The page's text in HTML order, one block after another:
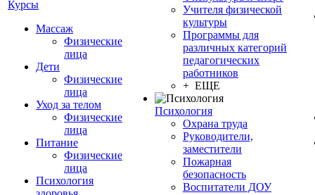
Курсы
Массаж
Физические
лица
Дети
Физические
лица
Уход за телом
Физические
лица
Питание
Физические
лица
Психология
Учителя физической
культуры
Программы для
различных категорий
педагогических
работников
+ ЕЩЕ
Психология
Охрана труда
Руководители,
заместители
Пожарная
безопасность
Воспитатели ДОУ